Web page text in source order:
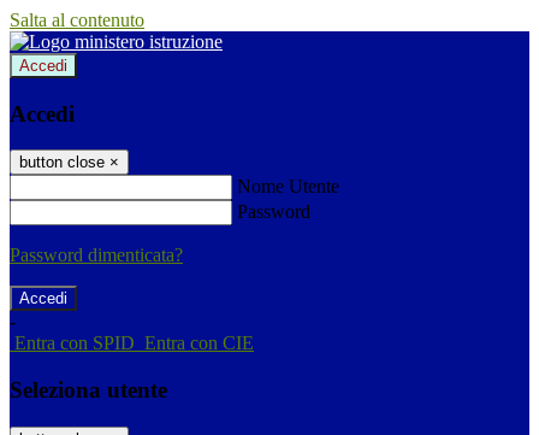
Salta al contenuto
Accedi
Accedi
button close ×
Nome Utente
Password
Password dimenticata?
-
Entra con SPID Entra con CIE
Seleziona utente